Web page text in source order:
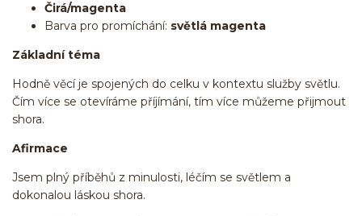
Čirá/magenta
Barva pro promíchání: světlá magenta
Základní téma
Hodně věcí je spojených do celku v kontextu služby světlu.
Čím více se otevíráme příjímání, tím více můžeme přijmout
shora.
Afirmace
Jsem plný příběhů z minulosti, léčím se světlem a
dokonalou láskou shora.